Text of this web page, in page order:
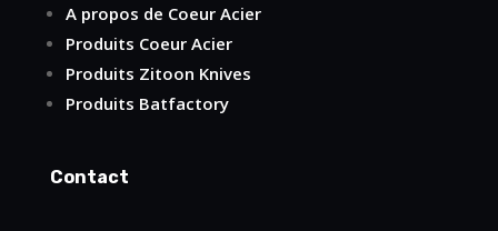
A propos de Coeur Acier
Produits Coeur Acier
Produits Zitoon Knives
Produits Batfactory
Contact